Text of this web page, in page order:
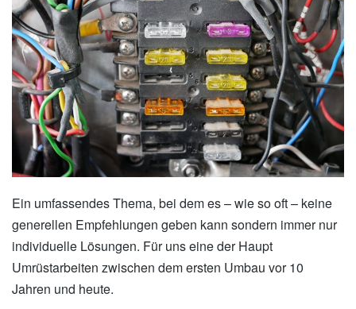
Ein umfassendes Thema, bei dem es – wie so oft – keine
generellen Empfehlungen geben kann sondern immer nur
individuelle Lösungen. Für uns eine der Haupt
Umrüstarbeiten zwischen dem ersten Umbau vor 10
Jahren und heute.